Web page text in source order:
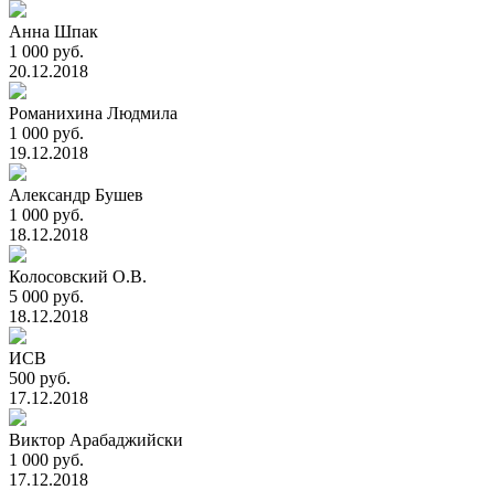
Анна Шпак
1 000 руб.
20.12.2018
Романихина Людмила
1 000 руб.
19.12.2018
Александр Бушев
1 000 руб.
18.12.2018
Колосовский О.В.
5 000 руб.
18.12.2018
ИСВ
500 руб.
17.12.2018
Виктор Арабаджийски
1 000 руб.
17.12.2018